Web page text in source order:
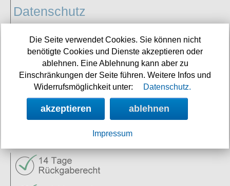
Datenschutz
Vertrag
widerrufen
Die Seite verwendet Cookies. Sie können nicht
benötigte Cookies und Dienste akzeptieren oder
ablehnen. Eine Ablehnung kann aber zu
Einschränkungen der Seite führen. Weitere Infos und
Widerrufsmöglichkeit unter:
Datenschutz.
akzeptieren ablehnen
Impressum